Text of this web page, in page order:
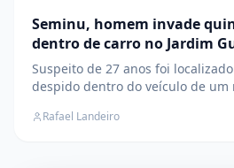
Seminu, homem invade
dentro de carro no Jardim
Suspeito de 27 anos foi
despido dentro do veículo de um
sábado, 08
Rafael Landeiro